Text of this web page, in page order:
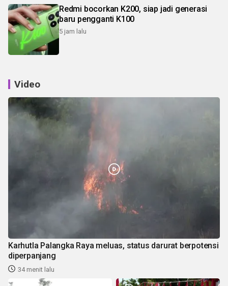
Redmi bocorkan K200, siap jadi generasi
baru pengganti K100
5 jam lalu
Video
Karhutla Palangka Raya meluas, status darurat berpotensi
diperpanjang
34 menit lalu